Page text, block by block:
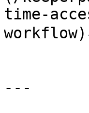
time-
workflow)
---